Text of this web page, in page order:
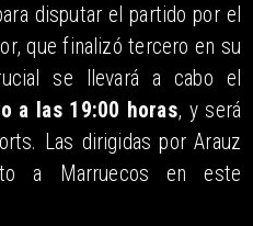
disputar el partido por el
que finalizó tercero en su
se llevará a cabo el
a las 19:00 horas, y será
Las dirigidas por Arauz
a Marruecos en este